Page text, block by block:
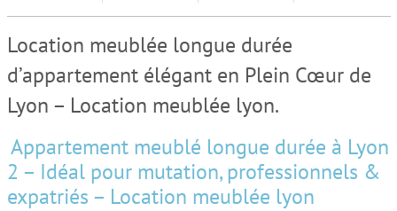
Location meublée longue durée
d’appartement élégant en Plein Cœur de
Lyon – Location meublée lyon.
Appartement meublé longue durée à Lyon
2 – Idéal pour mutation, professionnels &
expatriés – Location meublée lyon